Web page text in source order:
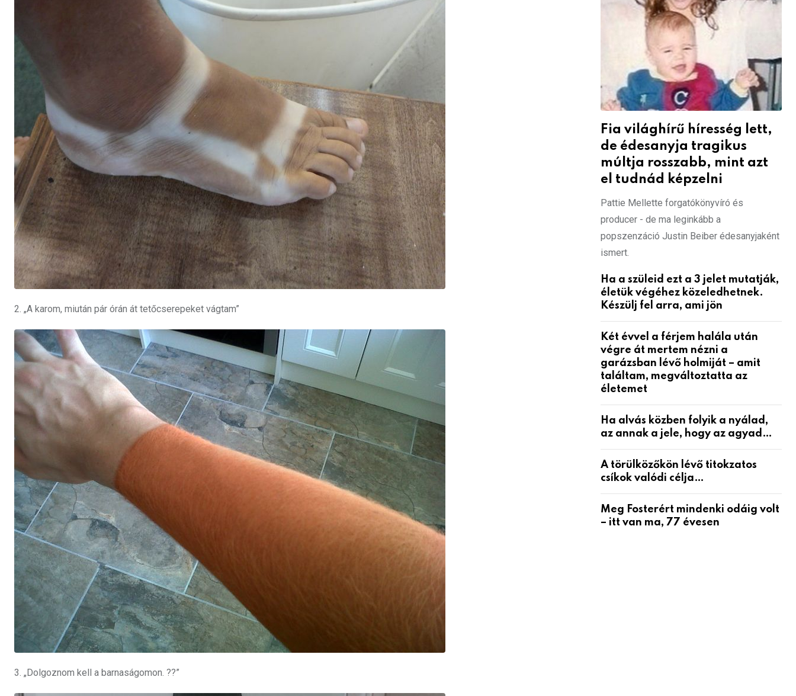
2. „A karom, miután pár órán át tetőcserepeket vágtam”
3. „Dolgoznom kell a barnaságomon. ??”
Fia világhírű híresség lett,
de édesanyja tragikus
múltja rosszabb, mint azt
el tudnád képzelni
Pattie Mellette forgatókönyvíró és
producer - de ma leginkább a
popszenzáció Justin Beiber édesanyjaként
ismert.
Ha a szüleid ezt a 3 jelet mutatják,
életük végéhez közeledhetnek.
Készülj fel arra, ami jön
Két évvel a férjem halála után
végre át mertem nézni a
garázsban lévő holmiját – amit
találtam, megváltoztatta az
életemet
Ha alvás közben folyik a nyálad,
az annak a jele, hogy az agyad…
A törülközőkön lévő titokzatos
csíkok valódi célja…
Meg Fosterért mindenki odáig volt
– itt van ma, 77 évesen